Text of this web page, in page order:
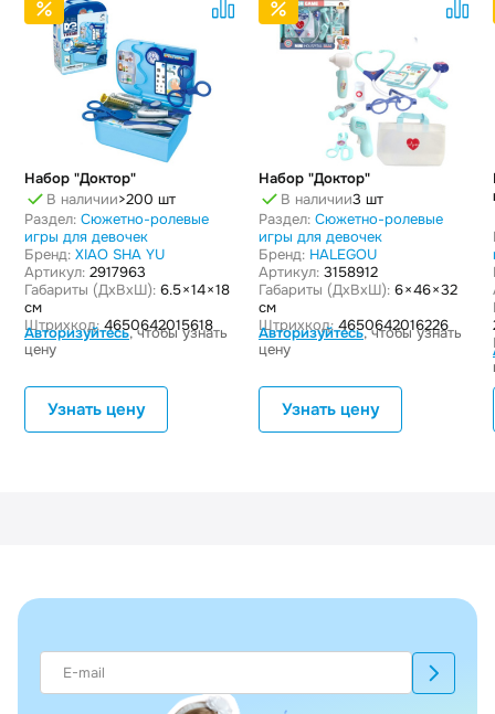
Набор "Доктор"
В наличии>200 шт
Раздел: Сюжетно-ролевые
игры для девочек
Бренд: XIAO SHA YU
Артикул: 2917963
Габариты (ДxВxШ): 6.5 × 14 × 18
см
Штрихкод: 4650642015618
Авторизуйтесь, чтобы узнать
цену
Узнать цену
Набор "Доктор"
В наличии3 шт
Раздел: Сюжетно-ролевые
игры для девочек
Бренд: HALEGOU
Артикул: 3158912
Габариты (ДxВxШ): 6 × 46 × 32
см
Штрихкод: 4650642016226
Авторизуйтесь, чтобы узнать
цену
Узнать цену